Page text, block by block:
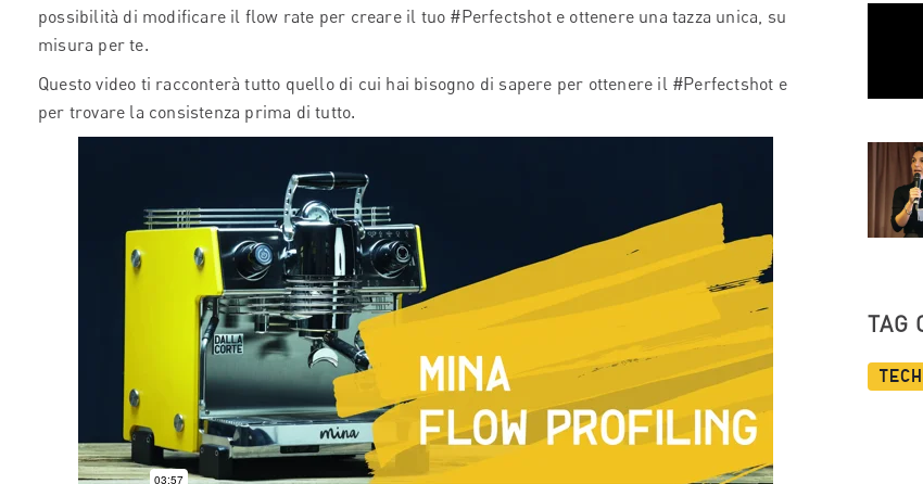
possibilità di modificare il flow rate per creare il tuo #Perfectshot e ottenere una tazza unica, su
misura per te.
Questo video ti racconterà tutto quello di cui hai bisogno di sapere per ottenere il #Perfectshot e
per trovare la consistenza prima di tutto.
TAG